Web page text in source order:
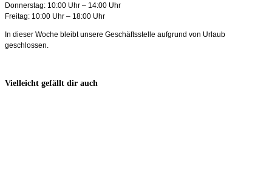
Donnerstag: 10:00 Uhr – 14:00 Uhr
Freitag: 10:00 Uhr – 18:00 Uhr
In dieser Woche bleibt unsere Geschäftsstelle aufgrund von Urlaub
geschlossen.
Vielleicht gefällt dir auch